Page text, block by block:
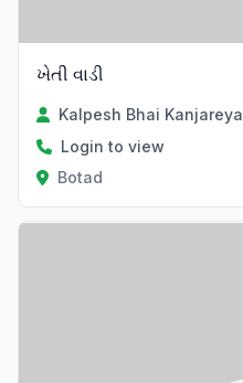
ખેતી વાડી
Kalpesh Bhai Kanjareya
Login to view
Botad